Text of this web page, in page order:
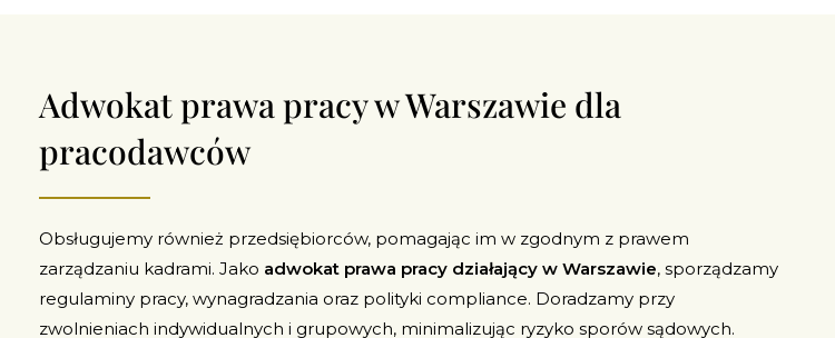
Adwokat prawa pracy w Warszawie dla
pracodawców
Obsługujemy również przedsiębiorców, pomagając im w zgodnym z prawem
zarządzaniu kadrami. Jako adwokat prawa pracy działający w Warszawie, sporządzamy
regulaminy pracy, wynagradzania oraz polityki compliance. Doradzamy przy
zwolnieniach indywidualnych i grupowych, minimalizując ryzyko sporów sądowych.